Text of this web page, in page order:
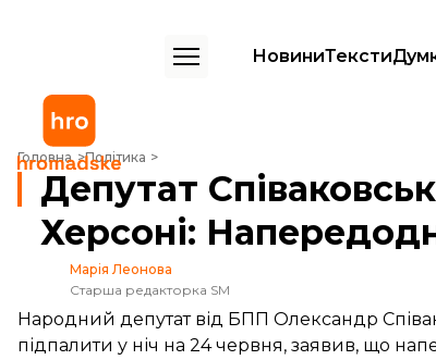
НовиниТексти
Головна Політика
Депутат Співаковський про підпал будинку в Херсоні:
Депутат
Херсоні:
Марія Леонова
Старша редакторка SM
Народний депутат від БПП Олександр
підпалити у ніч на 24 червня, заявив, що